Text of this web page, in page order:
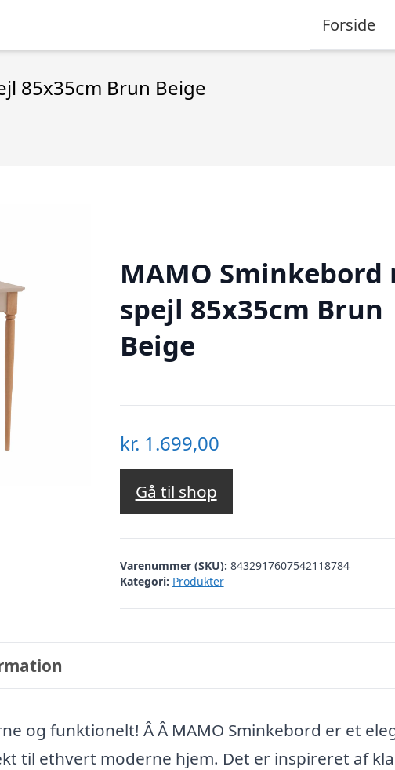
Forside
85x35cm Brun Beige
MAMO Sminkebord
spejl 85x35cm Brun
Beige
kr. 1.699,00
Gå til shop
Varenummer (SKU): 8432917607542118784
Kategori: Produkter
og funktionelt! Â Â MAMO Sminkebord er et
til ethvert moderne hjem. Det er inspireret af